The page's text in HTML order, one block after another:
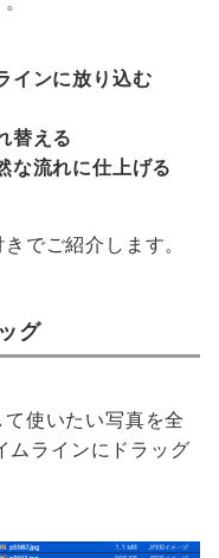
インに放り込む
替える
な流れに仕上げる
でご紹介します。
グ
使いたい写真を全
ムラインにドラッグ